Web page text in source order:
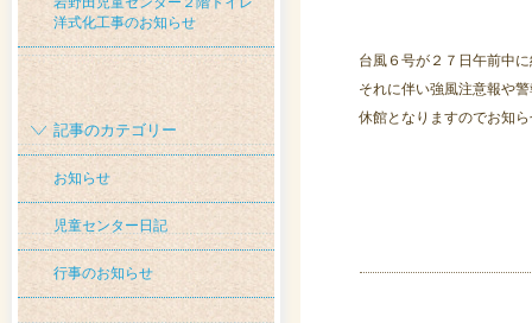
洋式化工事のお知らせ
記事のカテゴリー
お知らせ
児童センター日記
行事のお知らせ
台風６号が２７日午前中
それに伴い強風注意報や
休館となりますのでお知